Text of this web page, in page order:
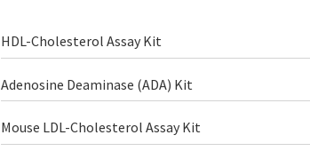
HDL-Cholesterol Assay Kit
Adenosine Deaminase (ADA) Kit
Mouse LDL-Cholesterol Assay Kit